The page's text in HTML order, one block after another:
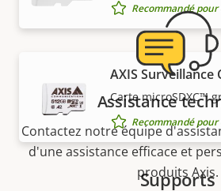
Recommandé
AXIS Surveillance
Carte microSDXC™
Recommandé
Supports
Assistance
Contactez notre équipe
d'une assistance efficace et
produits Axis.